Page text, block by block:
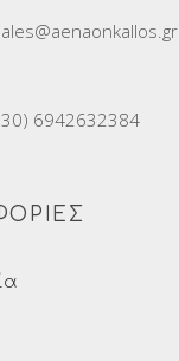
6942632384